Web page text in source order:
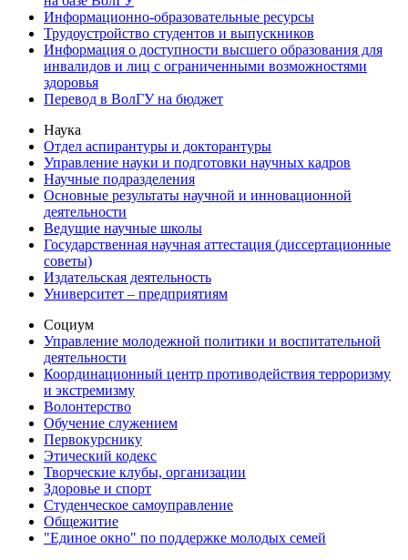
Информационно-образовательные ресурсы
Трудоустройство студентов и выпускников
Информация о доступности высшего образования для
инвалидов и лиц с ограниченными возможностями
здоровья
Перевод в ВолГУ на бюджет
Наука
Отдел аспирантуры и докторантуры
Управление науки и подготовки научных кадров
Научные подразделения
Основные результаты научной и инновационной
деятельности
Ведущие научные школы
Государственная научная аттестация (диссертационные
советы)
Издательская деятельность
Университет – предприятиям
Социум
Управление молодежной политики и воспитательной
деятельности
Координационный центр противодействия терроризму
и экстремизму
Волонтерство
Обучение служением
Первокурснику
Этический кодекс
Творческие клубы, организации
Здоровье и спорт
Студенческое самоуправление
Общежитие
"Единое окно" по поддержке молодых семей